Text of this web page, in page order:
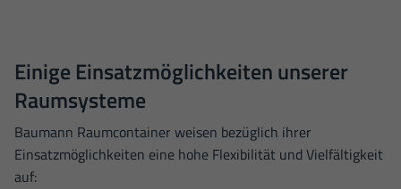
Einige Einsatzmöglichkeiten unserer
Raumsysteme
Baumann Raumcontainer weisen bezüglich ihrer
Einsatzmöglichkeiten eine hohe Flexibilität und Vielfältigkeit
auf:
Cookie-Informationen anzeigen
Statistiken (6)
Statistik Cookies erfassen Informationen anonym. Diese Informationen helfen
uns zu verstehen, wie unsere Besucher unsere Website nutzen.